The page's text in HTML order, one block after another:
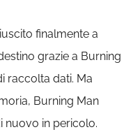
finalmente a
grazie a Burning
raccolta dati. Ma
Burning Man
nuovo in pericolo.